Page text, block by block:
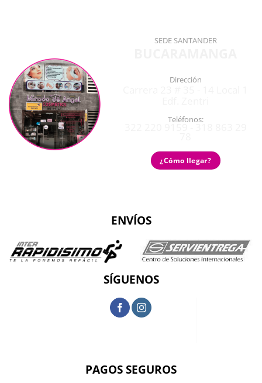
SEDE SANTANDER
Dirección
Teléfonos:
¿Cómo llegar?
ENVÍOS
SÍGUENOS
PAGOS SEGUROS